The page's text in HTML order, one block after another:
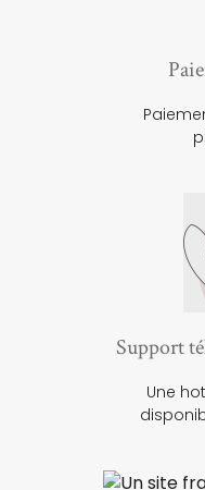
Support
Une